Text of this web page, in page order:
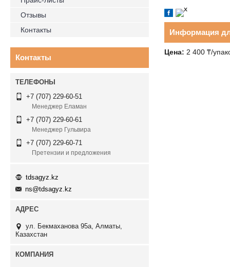
Информация
Цена: 2 400 ₸/
Отзывы
Контакты
Контакты
+7 (707) 229-60-51
Менеджер Еламан
+7 (707) 229-60-61
Менеджер Гульвира
+7 (707) 229-60-71
Претензии и предложения
tdsagyz.kz
ns@tdsagyz.kz
ул. Бекмаханова 95а, Алматы,
Казахстан